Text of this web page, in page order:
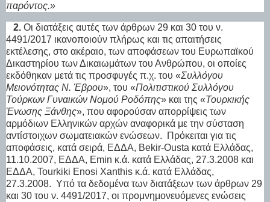
παρόντος.»
2. Οι διατάξεις αυτές των άρθρων 29 και 30 του ν.
4491/2017 ικανοποιούν πλήρως και τις απαιτήσεις
εκτέλεσης, στο ακέραιο, των αποφάσεων του Ευρωπαϊκού
Δικαστηρίου των Δικαιωμάτων του Ανθρώπου, οι οποίες
εκδόθηκαν μετά τις προσφυγές π.χ. του «Συλλόγου
Μειονότητας Ν. Έβρου», του «Πολιτιστικού Συλλόγου
Τούρκων Γυναικών Νομού Ροδόπης» και της «Τουρκικής
Ένωσης Ξάνθης», που αφορούσαν απορρίψεις των
αρμόδιων Ελληνικών αρχών αναφορικά με την σύσταση
αντίστοιχων σωματειακών ενώσεων.
Πρόκειται για τις
αποφάσεις, κατά σειρά, ΕΔΔΑ, Bekir-Ousta κατά Ελλάδας,
11.10.2007, ΕΔΔΑ, Emin κ.ά. κατά Ελλάδας, 27.3.2008 και
ΕΔΔΑ, Tourkiki Enosi Xanthis κ.ά. κατά Ελλάδας,
27.3.2008. Υπό τα δεδομένα των διατάξεων των άρθρων 29
και 30 του ν. 4491/2017, οι προμνημονευόμενες ενώσεις